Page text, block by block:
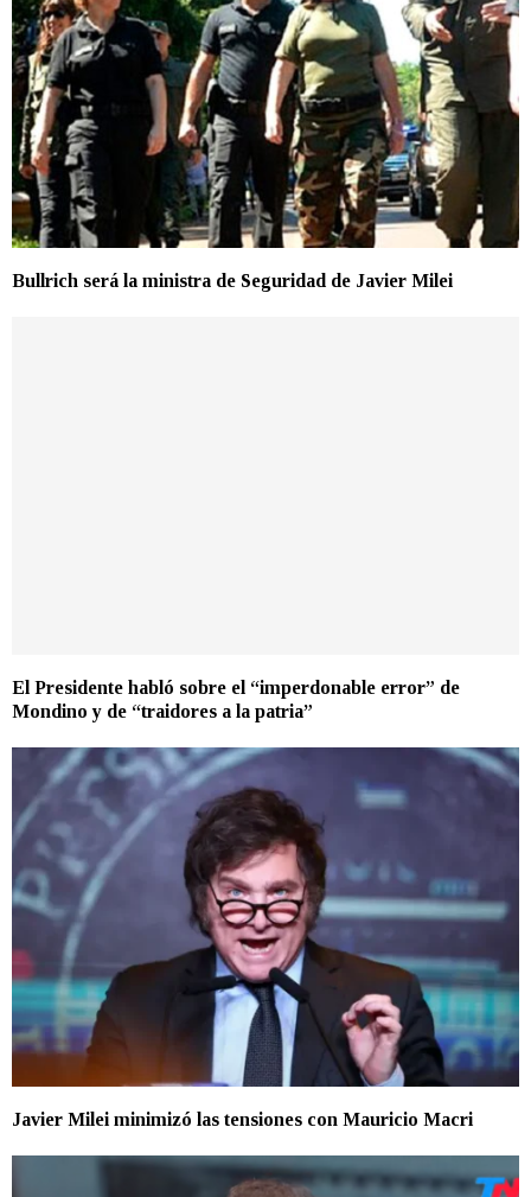
Bullrich será la ministra de Seguridad de Javier Milei
El Presidente habló sobre el “imperdonable error” de
Mondino y de “traidores a la patria”
Javier Milei minimizó las tensiones con Mauricio Macri